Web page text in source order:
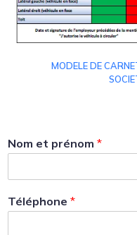
MODELE DE
Nom et prénom *
Téléphone *